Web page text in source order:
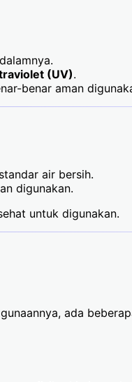
(UV).
benar aman
air bersih.
digunakan.
untuk digunakan.
ada